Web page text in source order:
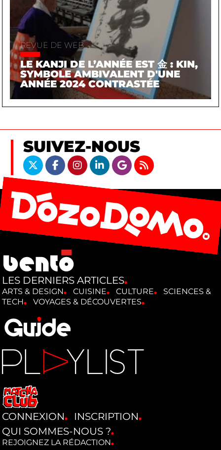
REVUE DE WEB
LE KANJI DE L’ANNÉE EST 金 : KIN,
SYMBOLE AMBIVALENT D'UNE
ANNÉE 2024 CONTRASTÉE
SUIVEZ-NOUS
LES DERNIERS ARTICLES
ARTS & DESIGN CUISINE CULTURE
SCIENCES &
TECH
VOYAGES & DÉCOUVERTES
CONNEXION
INSCRIPTION
QUI SOMMES-NOUS ?
REJOIGNEZ LA RÉDACTION